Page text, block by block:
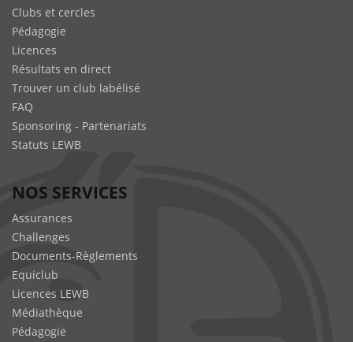
Clubs et cercles
Pédagogie
Licences
Résultats en direct
Trouver un club labélisé
FAQ
Sponsoring - Partenariats
Statuts LEWB
NOS SERVICES
Assurances
Challenges
Documents-Règlements
Equiclub
Licences LEWB
Médiathèque
Pédagogie